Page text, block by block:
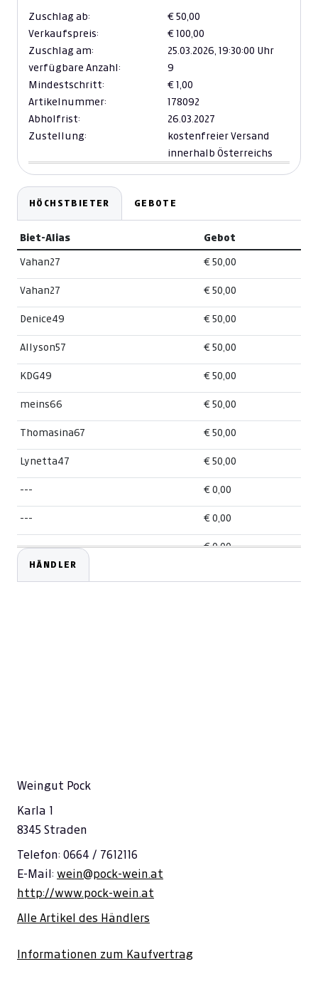
Zuschlag ab:
€ 50,00
Verkaufspreis:
€ 100,00
Zuschlag am:
25.03.2026, 19:30:00 Uhr
verfügbare Anzahl:
9
Mindestschritt:
€ 1,00
Artikelnummer:
178092
Abholfrist:
26.03.2027
Zustellung:
kostenfreier Versand
innerhalb Österreichs
HÖCHSTBIETER GEBOTE
Biet-Alias Gebot
Vahan27 € 50,00
Vahan27 € 50,00
Denice49 € 50,00
Allyson57 € 50,00
KDG49 € 50,00
meins66 € 50,00
Thomasina67 € 50,00
Lynetta47 € 50,00
--- € 0,00
--- € 0,00
--- € 0,00
HÄNDLER
Weingut Pock
Karla 1
8345 Straden
Telefon: 0664 / 7612116
E-Mail: wein@pock-wein.at
http://www.pock-wein.at
Alle Artikel des Händlers
Informationen zum Kaufvertrag